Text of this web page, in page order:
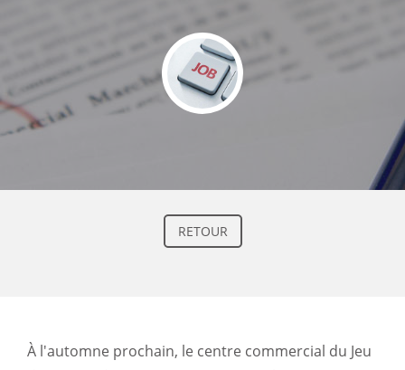
RETOUR
À l'automne prochain, le centre commercial du Jeu